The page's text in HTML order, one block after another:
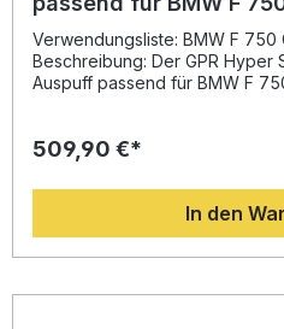
Verwendungsliste: BMW F 750
Beschreibung: Der GPR Hyper
Auspuff passend für BMW F
Motorrad-Weltmeisterschaft
Klang. Gleichzeitig reduziert er
zur Serienanlage erheblich,
Motorrads spürbar
Zertifizierung garantiert
Auspuff einfach montieren –
509,90 €*
In den